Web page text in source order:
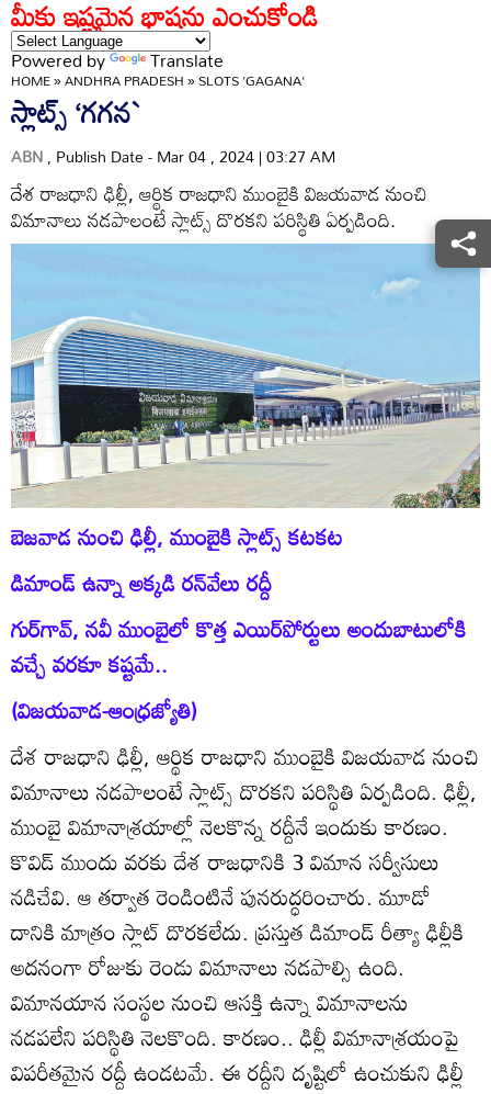
మీకు ఇష్టమైన భాషను ఎంచుకోండి
Powered by Translate
HOME»ANDHRA PRADESH»SLOTS 'GAGANA'
స్లాట్స్‌ ‘గగన`
ABN, Publish Date - Mar 04 , 2024 | 03:27 AM
దేశ రాజధాని ఢిల్లీ, ఆర్థిక రాజధాని ముంబైకి విజయవాడ నుంచి
విమానాలు నడపాలంటే స్లాట్స్‌ దొరకని పరిస్థితి ఏర్పడింది.
బెజవాడ నుంచి ఢిల్లీ, ముంబైకి స్లాట్స్‌ కటకట
డిమాండ్‌ ఉన్నా అక్కడి రన్‌వేలు రద్దీ
గుర్‌గావ్‌, నవీ ముంబైలో కొత్త ఎయిర్‌పోర్టులు అందుబాటులోకి
వచ్చే వరకూ కష్టమే..
(విజయవాడ-ఆంధ్రజ్యోతి)
దేశ రాజధాని ఢిల్లీ, ఆర్థిక రాజధాని ముంబైకి విజయవాడ నుంచి
విమానాలు నడపాలంటే స్లాట్స్‌ దొరకని పరిస్థితి ఏర్పడింది. ఢిల్లీ,
ముంబై విమానాశ్రయాల్లో నెలకొన్న రద్దీనే ఇందుకు కారణం.
కొవిడ్‌ ముందు వరకు దేశ రాజధానికి 3 విమాన సర్వీసులు
నడిచేవి. ఆ తర్వాత రెండింటినే పునరుద్ధరించారు. మూడో
దానికి మాత్రం స్లాట్‌ దొరకలేదు. ప్రస్తుత డిమాండ్‌ రీత్యా ఢిల్లీకి
అదనంగా రోజుకు రెండు విమానాలు నడపాల్సి ఉంది.
విమానయాన సంస్థల నుంచి ఆసక్తి ఉన్నా విమానాలను
నడపలేని పరిస్థితి నెలకొంది. కారణం.. ఢిల్లీ విమానాశ్రయంపై
విపరీతమైన రద్దీ ఉండటమే. ఈ రద్దీని దృష్టిలో ఉంచుకుని ఢిల్లీ